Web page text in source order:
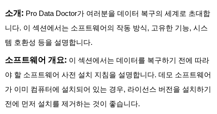
소개: Pro Data Doctor가 여러분을 데이터 복구의 세계로 초대합
니다. 이 섹션에서는 소프트웨어의 작동 방식, 고유한 기능, 시스
템 호환성 등을 설명합니다.
소프트웨어 개요: 이 섹션에서는 데이터를 복구하기 전에 따라
야 할 소프트웨어 사전 설치 지침을 설명합니다. 데모 소프트웨어
가 이미 컴퓨터에 설치되어 있는 경우, 라이선스 버전을 설치하기
전에 먼저 설치를 제거하는 것이 좋습니다.